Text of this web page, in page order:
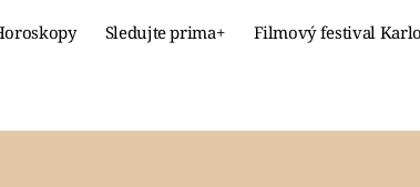
Sledujte prima+ Filmový festival